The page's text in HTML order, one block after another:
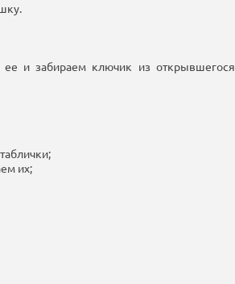
и забираем ключик из открывшегося
их;